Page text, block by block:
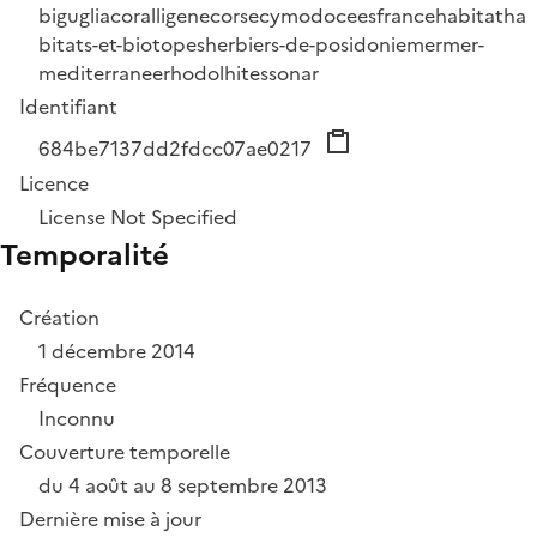
bigugliacoralligenecorsecymodoceesfrancehabitatha
bitats-et-biotopesherbiers-de-posidoniemermer-
mediterraneerhodolhitessonar
Identifiant
684be7137dd2fdcc07ae0217
Licence
License Not Specified
Temporalité
Création
1 décembre 2014
Fréquence
Inconnu
Couverture temporelle
du 4 août au 8 septembre 2013
Dernière mise à jour